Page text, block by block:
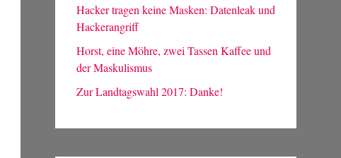
Hacker tragen keine Masken: Datenleak und
Hackerangriff
Horst, eine Möhre, zwei Tassen Kaffee und
der Maskulismus
Zur Landtagswahl 2017: Danke!